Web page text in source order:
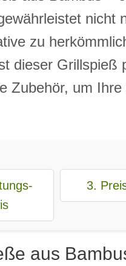
nicht
zu
dieser
Zubehör, um
3.
aus